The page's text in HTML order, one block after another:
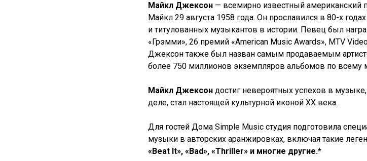
Майкл Джексон — всемирно известный американский
Майкл 29 августа 1958 года. Он прославился в 80-х
и титулованных музыкантов в истории. Певец был
«Грэмми», 26 премий «American Music Awards», MTV
Джексон также был назван самым продаваемым
более 750 миллионов экземпляров альбомов по всему
Майкл Джексон достиг невероятных успехов в
деле, стал настоящей культурной иконой XX века.
Для гостей Дома Simple Music студия подготовила
музыки в авторских аранжировках, включая такие
«Beat It», «Bad», «Thriller» и многие другие.*